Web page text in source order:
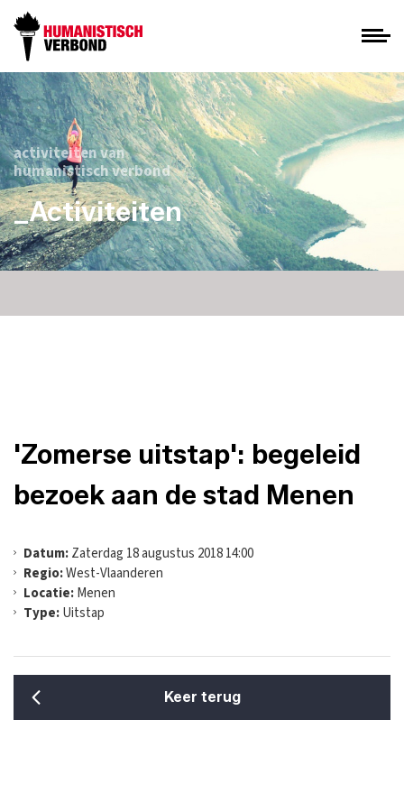
activiteiten van
humanistisch verbond
_Activiteiten
'Zomerse uitstap': begeleid
bezoek aan de stad Menen
Datum:Zaterdag 18 augustus 2018 14:00
Regio:West-Vlaanderen
Locatie:Menen
Type:Uitstap
Keer terug